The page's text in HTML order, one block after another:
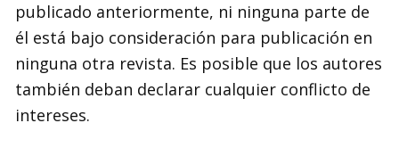
publicado anteriormente, ni ninguna parte de
él está bajo consideración para publicación en
ninguna otra revista. Es posible que los autores
también deban declarar cualquier conflicto de
intereses.